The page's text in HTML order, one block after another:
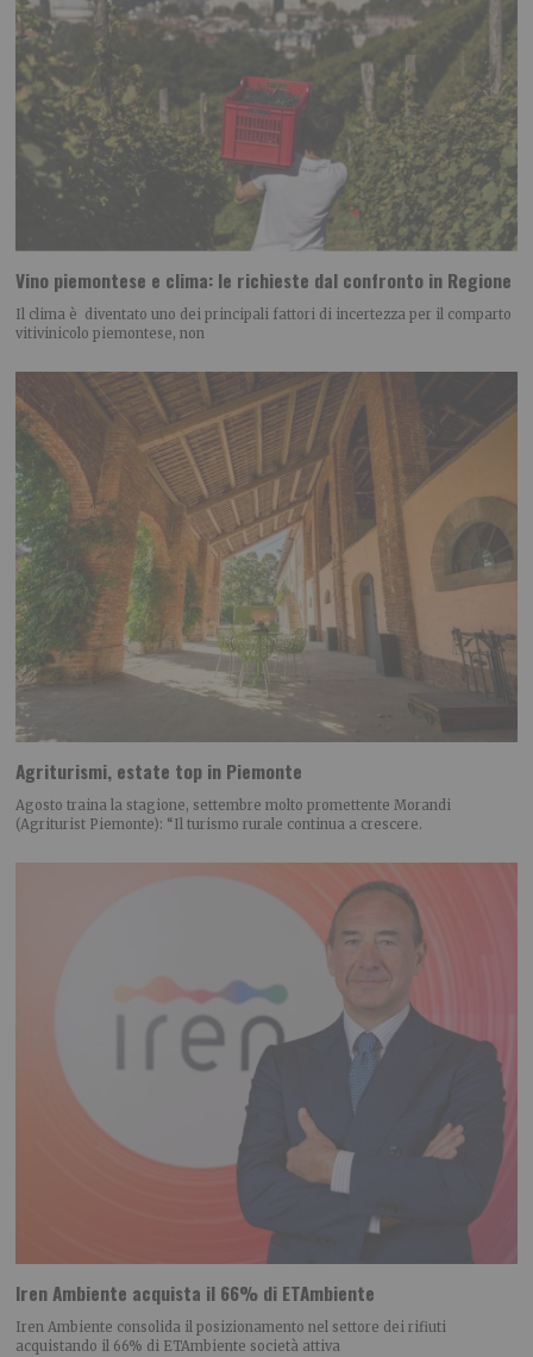
Vino piemontese e clima: le richieste dal confronto in Regione
Il clima è diventato uno dei principali fattori di incertezza per il comparto
vitivinicolo piemontese, non
Agriturismi, estate top in Piemonte
Agosto traina la stagione, settembre molto promettente Morandi
(Agriturist Piemonte): “Il turismo rurale continua a crescere.
Iren Ambiente acquista il 66% di ETAmbiente
Iren Ambiente consolida il posizionamento nel settore dei rifiuti
acquistando il 66% di ETAmbiente società attiva